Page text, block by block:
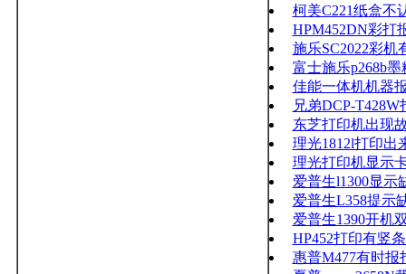
柯美C221纸盒不
HPM452DN彩打
施乐SC2022彩机
富士施乐p268b
佳能一体机机器
兄弟DCP-
东芝打印机出现
理光1812l打印出
理光打印机显示
爱普生l1300显示
爱普生L358提示
爱普生1390开机
HP452打印有竖
惠普M477有时报